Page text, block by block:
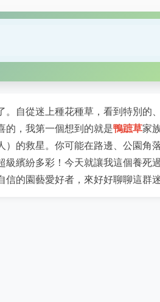
。自從迷上種花種草，看到特別的
的，我第一個想到的就是鴨蹠草家
）的救星。你可能在路邊、公園角
級繽紛多彩！今天就讓我這個養死
信的園藝愛好者，來好好聊聊這群